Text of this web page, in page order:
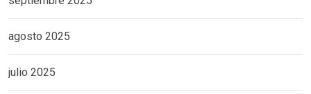
agosto 2025
julio 2025